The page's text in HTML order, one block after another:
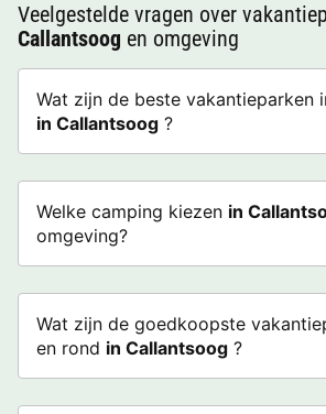
Veelgestelde vragen over
Callantsoog en omgeving
Wat zijn de beste vakantieparken
in Callantsoog ?
Welke camping kiezen in
omgeving?
Wat zijn de goedkoopste
en rond in Callantsoog ?